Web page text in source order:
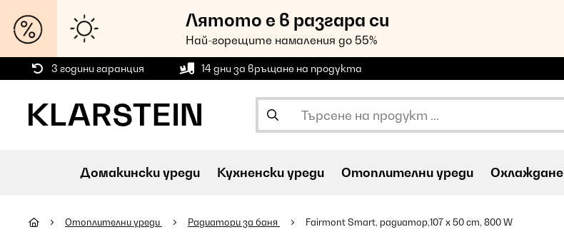
Лятото е в разгара си
Най-горещите намаления до 55%
3 години гаранция 14 дни за връщане на продукта
Домакински уреди Кухненски уреди Oтоплителни уреди Охлаждане
Oтоплителни уреди Радиатори за баня Fairmont Smart, радиатор,107 x 50 cm, 800 W